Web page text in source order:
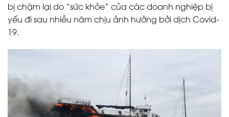
bị chậm lại do “sức khỏe” của các doanh nghiệp bị
yếu đi sau nhiều năm chịu ảnh hưởng bởi dịch Covid-
19.